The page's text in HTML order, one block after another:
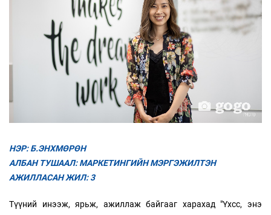
НЭР: Б.ЭНХМӨРӨН
АЛБАН ТУШААЛ: МАРКЕТИНГИЙН МЭРГЭЖИЛТЭН
АЖИЛЛАСАН ЖИЛ: 3
Түүний инээж, ярьж, ажиллаж байгааг харахад "Үхсс, энэ